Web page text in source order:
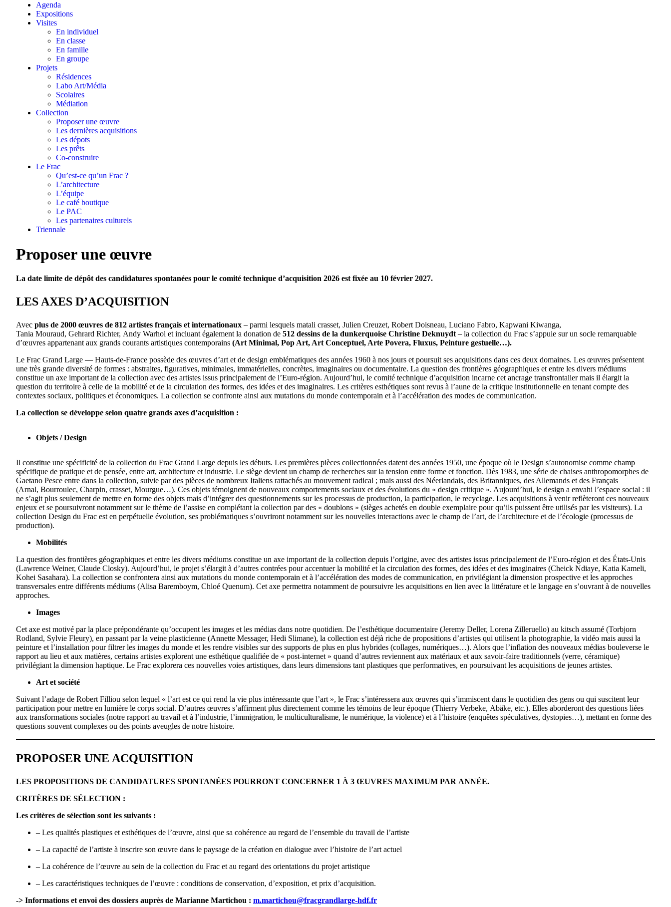
Agenda
Expositions
Visites
En individuel
En classe
En famille
En groupe
Projets
Résidences
Labo Art/Média
Scolaires
Médiation
Collection
Proposer une œuvre
Les dernières acquisitions
Les dépots
Les prêts
Co-construire
Le Frac
Qu’est-ce qu’un Frac ?
L’architecture
L’équipe
Le café boutique
Le PAC
Les partenaires culturels
Triennale
Proposer une œuvre
La date limite de dépôt des candidatures spontanées pour le comité technique d’acquisition 2026 est fixée au 10 février 2027.
LES AXES D’ACQUISITION
Avec plus de 2000 œuvres de 812 artistes français et internationaux – parmi lesquels matali crasset, Julien Creuzet, Robert Doisneau, Luciano Fabro, Kapwani Kiwanga,
Tania Mouraud, Gehrard Richter, Andy Warhol et incluant également la donation de 512 dessins de la dunkerquoise Christine Deknuydt – la collection du Frac s’appuie sur un socle remarquable
d’œuvres appartenant aux grands courants artistiques contemporains (Art Minimal, Pop Art, Art Conceptuel, Arte Povera, Fluxus, Peinture gestuelle…).
Le Frac Grand Large — Hauts-de-France possède des œuvres d’art et de design emblématiques des années 1960 à nos jours et poursuit ses acquisitions dans ces deux domaines. Les œuvres présentent
une très grande diversité de formes : abstraites, figuratives, minimales, immatérielles, concrètes, imaginaires ou documentaire. La question des frontières géographiques et entre les divers médiums
constitue un axe important de la collection avec des artistes issus principalement de l’Euro-région. Aujourd’hui, le comité technique d’acquisition incarne cet ancrage transfrontalier mais il élargit la
question du territoire à celle de la mobilité et de la circulation des formes, des idées et des imaginaires. Les critères esthétiques sont revus à l’aune de la critique institutionnelle en tenant compte des
contextes sociaux, politiques et économiques. La collection se confronte ainsi aux mutations du monde contemporain et à l’accélération des modes de communication.
La collection se développe selon quatre grands axes d’acquisition :
Objets /Design
Il constitue une spécificité de la collection du Frac Grand Large depuis les débuts. Les premières pièces collectionnées datent des années 1950, une époque où le Design s’autonomise comme champ
spécifique de pratique et de pensée, entre art, architecture et industrie. Le siège devient un champ de recherches sur la tension entre forme et fonction. Dès 1983, une série de chaises anthropomorphes de
Gaetano Pesce entre dans la collection, suivie par des pièces de nombreux Italiens rattachés au mouvement radical ; mais aussi des Néerlandais, des Britanniques, des Allemands et des Français
(Arnal, Bourroulec, Charpin, crasset, Mourgue…). Ces objets témoignent de nouveaux comportements sociaux et des évolutions du « design critique ». Aujourd’hui, le design a envahi l’espace social : il
ne s’agit plus seulement de mettre en forme des objets mais d’intégrer des questionnements sur les processus de production, la participation, le recyclage. Les acquisitions à venir reflèteront ces nouveaux
enjeux et se poursuivront notamment sur le thème de l’assise en complétant la collection par des « doublons » (sièges achetés en double exemplaire pour qu’ils puissent être utilisés par les visiteurs). La
collection Design du Frac est en perpétuelle évolution, ses problématiques s’ouvriront notamment sur les nouvelles interactions avec le champ de l’art, de l’architecture et de l’écologie (processus de
production).
Mobilités
La question des frontières géographiques et entre les divers médiums constitue un axe important de la collection depuis l’origine, avec des artistes issus principalement de l’Euro-région et des États-Unis
(Lawrence Weiner, Claude Closky). Aujourd’hui, le projet s’élargit à d’autres contrées pour accentuer la mobilité et la circulation des formes, des idées et des imaginaires (Cheick Ndiaye, Katia Kameli,
Kohei Sasahara). La collection se confrontera ainsi aux mutations du monde contemporain et à l’accélération des modes de communication, en privilégiant la dimension prospective et les approches
transversales entre différents médiums (Alisa Baremboym, Chloé Quenum). Cet axe permettra notamment de poursuivre les acquisitions en lien avec la littérature et le langage en s’ouvrant à de nouvelles
approches.
Images
Cet axe est motivé par la place prépondérante qu’occupent les images et les médias dans notre quotidien. De l’esthétique documentaire (Jeremy Deller, Lorena Zilleruello) au kitsch assumé (Torbjorn
Rodland, Sylvie Fleury), en passant par la veine plasticienne (Annette Messager, Hedi Slimane), la collection est déjà riche de propositions d’artistes qui utilisent la photographie, la vidéo mais aussi la
peinture et l’installation pour filtrer les images du monde et les rendre visibles sur des supports de plus en plus hybrides (collages, numériques…). Alors que l’inflation des nouveaux médias bouleverse le
rapport au lieu et aux matières, certains artistes explorent une esthétique qualifiée de « post-internet » quand d’autres reviennent aux matériaux et aux savoir-faire traditionnels (verre, céramique)
privilégiant la dimension haptique. Le Frac explorera ces nouvelles voies artistiques, dans leurs dimensions tant plastiques que performatives, en poursuivant les acquisitions de jeunes artistes.
Art et société
Suivant l’adage de Robert Filliou selon lequel « l’art est ce qui rend la vie plus intéressante que l’art », le Frac s’intéressera aux œuvres qui s’immiscent dans le quotidien des gens ou qui suscitent leur
participation pour mettre en lumière le corps social. D’autres œuvres s’affirment plus directement comme les témoins de leur époque (Thierry Verbeke, Abäke, etc.). Elles aborderont des questions liées
aux transformations sociales (notre rapport au travail et à l’industrie, l’immigration, le multiculturalisme, le numérique, la violence) et à l’histoire (enquêtes spéculatives, dystopies…), mettant en forme des
questions souvent complexes ou des points aveugles de notre histoire.
PROPOSER UNE ACQUISITION
LES PROPOSITIONS DE CANDIDATURES SPONTANÉES POURRONT CONCERNER 1 À 3 ŒUVRES MAXIMUM PAR ANNÉE.
CRITÈRES DE SÉLECTION :
Les critères de sélection sont les suivants :
– Les qualités plastiques et esthétiques de l’œuvre, ainsi que sa cohérence au regard de l’ensemble du travail de l’artiste
– La capacité de l’artiste à inscrire son œuvre dans le paysage de la création en dialogue avec l’histoire de l’art actuel
– La cohérence de l’œuvre au sein de la collection du Frac et au regard des orientations du projet artistique
– Les caractéristiques techniques de l’œuvre : conditions de conservation, d’exposition, et prix d’acquisition.
-> Informations et envoi des dossiers auprès de Marianne Martichou : m.martichou@fracgrandlarge-hdf.fr